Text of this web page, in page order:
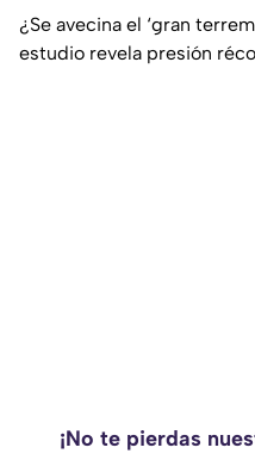
¿Se avecina el ‘gran
estudio revela presión
¡No te pierdas